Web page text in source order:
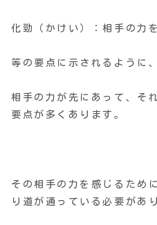
化勁（かけい）：相手の力
等の要点に示されるように、
相手の力が先にあって、そ
要点が多くあります。
その相手の力を感じるため
り道が通っている必要があ